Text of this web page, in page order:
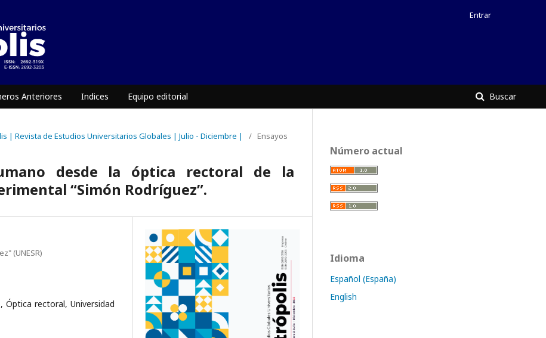
Anteriores Indices Equipo editorial Buscar
Entrar
| Revista de Estudios Universitarios Globales | Julio - Diciembre | / Ensayos
desde la óptica rectoral de la
“Simón Rodríguez”.
(UNESR)
rectoral, Universidad
Número actual
Idioma
Español (España)
English